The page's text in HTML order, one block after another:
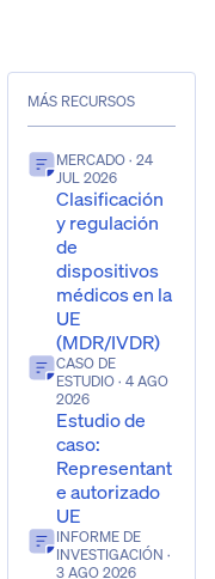
MÁS RECURSOS
MERCADO · 24
JUL 2026
Clasificación
y regulación
de
dispositivos
médicos en la
UE
(MDR/IVDR)
CASO DE
ESTUDIO · 4 AGO
2026
Estudio de
caso:
Representant
e autorizado
UE
INFORME DE
INVESTIGACIÓN ·
3 AGO 2026